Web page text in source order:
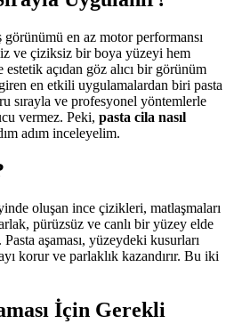
görünümü en az motor performansı
ve çiziksiz bir boya yüzeyi hem
açıdan göz alıcı bir görünüm
en etkili uygulamalardan biri pasta
sırayla ve profesyonel yöntemlerle
vermez. Peki, pasta cila nasıl
adım inceleyelim.
oluşan ince çizikleri, matlaşmaları
pürüzsüz ve canlı bir yüzey elde
aşaması, yüzeydeki kusurları
korur ve parlaklık kazandırır. Bu iki
İçin Gerekli